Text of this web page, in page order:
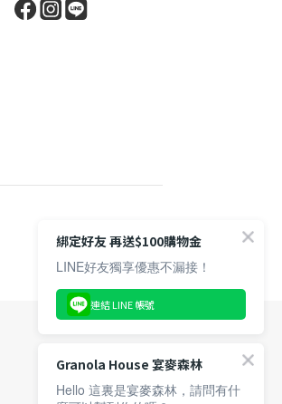
綁定好友 再送$100購物金
LINE好友獨享優惠不漏接！
連結 LINE 帳號
Granola House 宴麥森林
Hello 這裏是宴麥森林，請問有什